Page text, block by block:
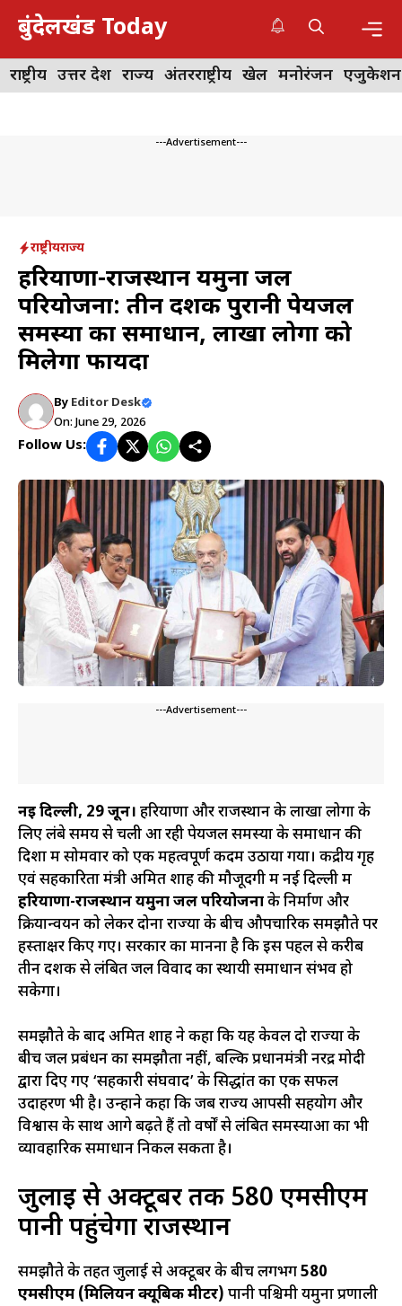
Skip
content
बुंदेलखंड Today
राष्ट्रीय उत्तर प्रदेश राज्य अंतरराष्ट्रीय खेल मनोरंजन एजुकेशन
---Advertisement---
राष्ट्रीयराज्य
हरियाणा-राजस्थान यमुना जल
परियोजना: तीन दशक पुरानी पेयजल
समस्या का समाधान, लाखों लोगों को
मिलेगा फायदा
By Editor Desk
On: June 29, 2026
Follow Us:
---Advertisement---
नई दिल्ली, 29 जून। हरियाणा और राजस्थान के लाखों लोगों के
लिए लंबे समय से चली आ रही पेयजल समस्या के समाधान की
दिशा में सोमवार को एक महत्वपूर्ण कदम उठाया गया। केंद्रीय गृह
एवं सहकारिता मंत्री अमित शाह की मौजूदगी में नई दिल्ली में
हरियाणा-राजस्थान यमुना जल परियोजनाके निर्माण और
क्रियान्वयन को लेकर दोनों राज्यों के बीच औपचारिक समझौते पर
हस्ताक्षर किए गए। सरकार का मानना है कि इस पहल से करीब
तीन दशक से लंबित जल विवाद का स्थायी समाधान संभव हो
सकेगा।
समझौते के बाद अमित शाह ने कहा कि यह केवल दो राज्यों के
बीच जल प्रबंधन का समझौता नहीं, बल्कि प्रधानमंत्री नरेंद्र मोदी
द्वारा दिए गए ‘सहकारी संघवाद’ के सिद्धांत का एक सफल
उदाहरण भी है। उन्होंने कहा कि जब राज्य आपसी सहयोग और
विश्वास के साथ आगे बढ़ते हैं तो वर्षों से लंबित समस्याओं का भी
व्यावहारिक समाधान निकल सकता है।
जुलाई से अक्टूबर तक 580 एमसीएम
पानी पहुंचेगा राजस्थान
समझौते के तहत जुलाई से अक्टूबर के बीच लगभग580
एमसीएम (मिलियन क्यूबिक मीटर) पानी पश्चिमी यमुना प्रणाली